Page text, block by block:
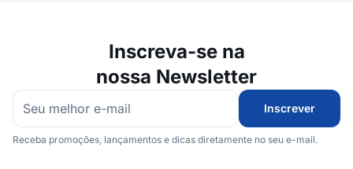
Inscreva-se na
nossa Newsletter
Inscrever
Receba promoções, lançamentos e dicas diretamente no seu e-mail.